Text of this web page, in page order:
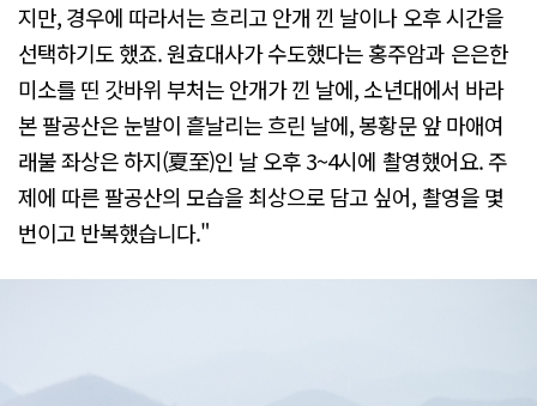
지만, 경우에 따라서는 흐리고 안개 낀 날이나 오후 시간을
선택하기도 했죠. 원효대사가 수도했다는 홍주암과 은은한
미소를 띤 갓바위 부처는 안개가 낀 날에, 소년대에서 바라
본 팔공산은 눈발이 흩날리는 흐린 날에, 봉황문 앞 마애여
래불 좌상은 하지(夏至)인 날 오후 3~4시에 촬영했어요. 주
제에 따른 팔공산의 모습을 최상으로 담고 싶어, 촬영을 몇
번이고 반복했습니다."